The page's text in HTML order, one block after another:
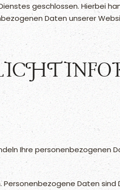
geschlossen. Hierbei
Daten unserer
Ihre personenbezogenen
Daten sind